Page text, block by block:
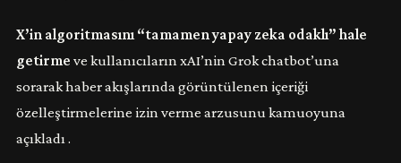
X’in algoritmasını “tamamen yapay zeka odaklı” hale
getirme ve kullanıcıların xAI’nin Grok chatbot’una
sorarak haber akışlarında görüntülenen içeriği
özelleştirmelerine izin verme arzusunu kamuoyuna
açıkladı .